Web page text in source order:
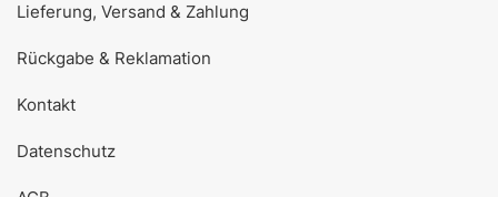
Lieferung, Versand & Zahlung
Rückgabe & Reklamation
Kontakt
Datenschutz